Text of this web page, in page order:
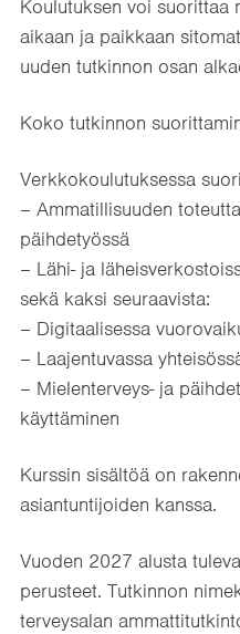
Koulutuksen voi suorittaa
aikaan ja paikkaan
uuden tutkinnon osan
Koko tutkinnon
Verkkokoulutuksessa
– Ammatillisuuden
päihdetyössä
– Lähi- ja
sekä kaksi seuraavista:
– Digitaalisessa
– Laajentuvassa
– Mielenterveys- ja
käyttäminen
Kurssin sisältöä on
asiantuntijoiden kanssa.
Vuoden 2027 alusta
perusteet. Tutkinnon
terveysalan